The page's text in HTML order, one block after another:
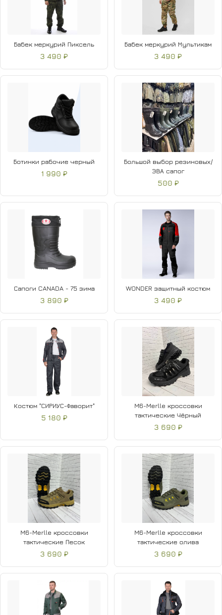
Бабек меркурий Пиксель
3 490 ₽
Бабек меркурий Мультикам
3 490 ₽
Ботинки рабочие черный
1 990 ₽
Большой выбор резиновых/
ЭВА сапог
500 ₽
Сапоги CANADA - 75 зима
3 890 ₽
WONDER защитный костюм
3 490 ₽
Костюм "СИРИУС-Фаворит"
5 180 ₽
M6-Merlle кроссовки
тактические Чёрный
3 690 ₽
M6-Merlle кроссовки
тактические Песок
3 690 ₽
M6-Merlle кроссовки
тактические олива
3 690 ₽